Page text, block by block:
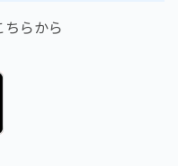
らから